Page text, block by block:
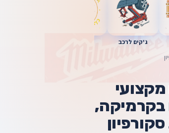
ג'קים לרכב
בקרמיקה,